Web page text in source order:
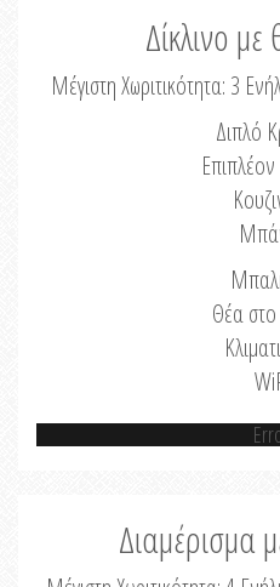
Δίκλινο
Μέγιστη Χωριτικότητα: 3
Διπλό
Θέα
Διαμέρισμα